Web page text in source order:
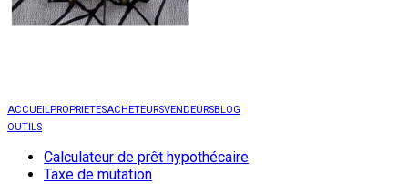
ACCUEILPROPRIETESACHETEURSVENDEURSBLOG
OUTILS
Calculateur de prêt hypothécaire
Taxe de mutation